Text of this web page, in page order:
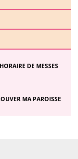
HORAIRE DE MESSES
MA PAROISSE